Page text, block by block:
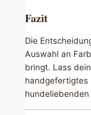
Fazit
Die
Auswahl an
bringt. Lass dein
handgefertigtes